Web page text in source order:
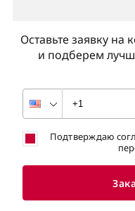
Оставьте заявку
и подберем
Подтверждаю